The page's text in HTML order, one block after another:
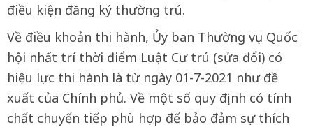
điều kiện đăng ký thường trú.
Về điều khoản thi hành, Ủy ban Thường vụ Quốc
hội nhất trí thời điểm Luật Cư trú (sửa đổi) có
hiệu lực thi hành là từ ngày 01-7-2021 như đề
xuất của Chính phủ. Về một số quy định có tính
chất chuyển tiếp phù hợp để bảo đảm sự thích